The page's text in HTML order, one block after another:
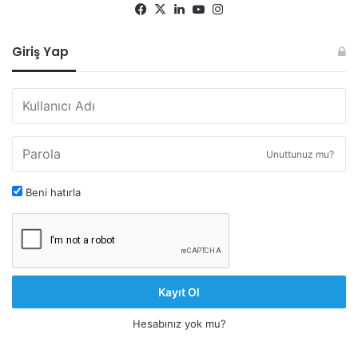
Facebook
X LinkedInYouTube
Giriş Yap
Unuttunuz mu?
Beni hatırla
Kayıt Ol
Hesabınız yok mu?